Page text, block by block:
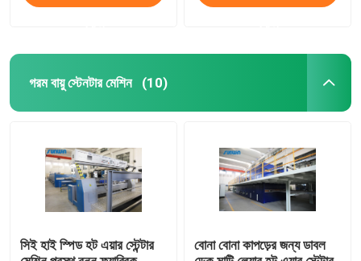
আমাদের সম্পর্কে
কারখানা ভ্রমণ
গরম বায়ু স্টেনটার মেশিন (10)
সিই হাই স্পিড হট এয়ার স্টেন্টার
বোনা বোনা কাপড়ের জন্য ডাবল